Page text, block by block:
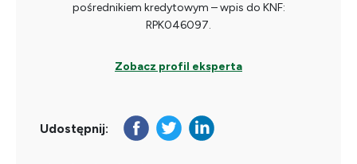
pośrednikiem kredytowym – wpis do KNF:
RPK046097.
Zobacz profil eksperta
Udostępnij: